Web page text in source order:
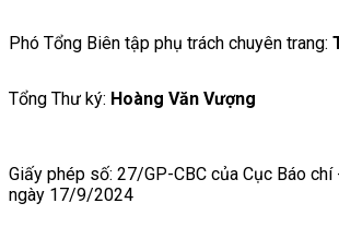
Phó Tổng Biên tập phụ trách chuyên trang:
Tổng Thư ký: Hoàng Văn Vượng
Giấy phép số: 27/GP-CBC của Cục Báo chí
ngày 17/9/2024